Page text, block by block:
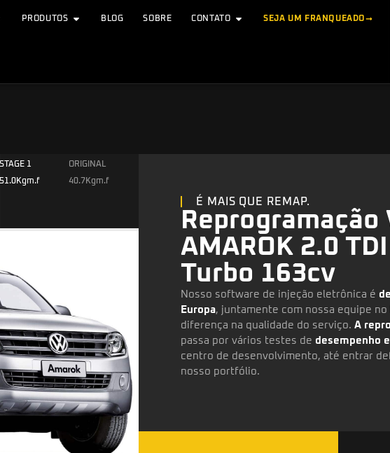
PRODUTOS BLOG SOBRE CONTATO SEJA UM FRANQUEADO
STAGE 1
51.0Kgm.f
ORIGINAL
40.7Kgm.f
É MAIS QUE REMAP.
Reprogramação
AMAROK 2.0
Turbo 163cv
Nosso software de injeção eletrônica é
Europa, juntamente com nossa equipe
diferença na qualidade do serviço. A
passa por vários testes de desempenho
centro de desenvolvimento, até entrar
nosso portfólio.